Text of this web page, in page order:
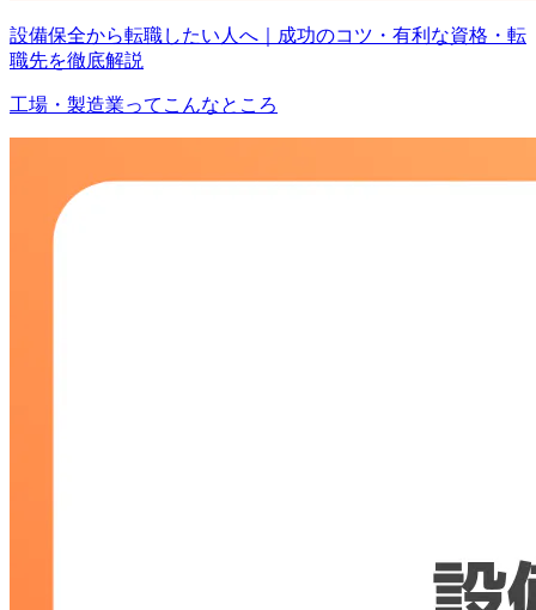
設備保全から転職したい人へ｜成功のコツ・有利な資格・転
職先を徹底解説
工場・製造業ってこんなところ